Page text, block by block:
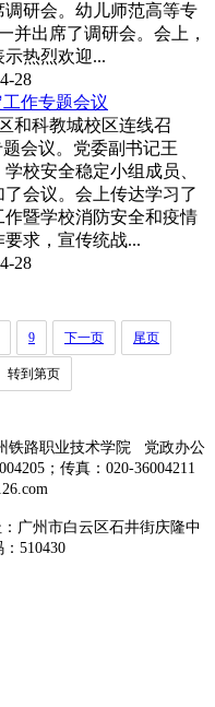
研会。幼儿师范高等专
并出席了调研会。会上，
热烈欢迎...
28
作专题会议
和科教城校区连线召
会议。党委副书记王
校安全稳定小组成员、
会议。会上传达学习了
暨学校消防安全和疫情
求，宣传统战...
28
9 下一页 尾页
转到第页
铁路职业技术学院 党政办公
；传真：020-36004211
广州市白云区石井街庆隆中
510430